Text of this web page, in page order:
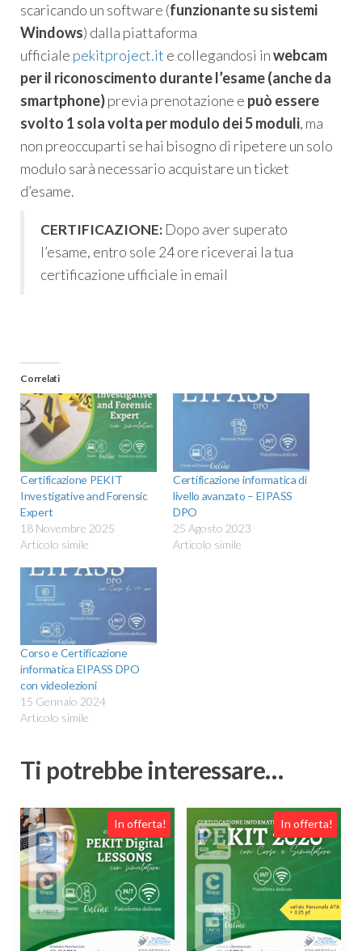
scaricando un software (funzionante su sistemi
Windows) dalla piattaforma
ufficiale pekitproject.it e collegandosi inwebcam
per il riconoscimento durante l’esame (anche da
smartphone)previa prenotazione e può essere
svolto 1 sola volta per modulo dei 5 moduli, ma
non preoccuparti se hai bisogno di ripetere un solo
modulo sarà necessario acquistare un ticket
d’esame.
CERTIFICAZIONE: Dopo aver superato
l’esame, entro sole 24 ore riceverai la tua
certificazione ufficiale in email
Correlati
Certificazione PEKIT
Investigative and Forensic
Expert
18 Novembre 2025
Articolo simile
Certificazione informatica di
livello avanzato – EIPASS
DPO
25 Agosto 2023
Articolo simile
Corso e Certificazione
informatica EIPASS DPO
con videolezioni
15 Gennaio 2024
Articolo simile
Ti potrebbe interessare…
In offerta! In offerta!